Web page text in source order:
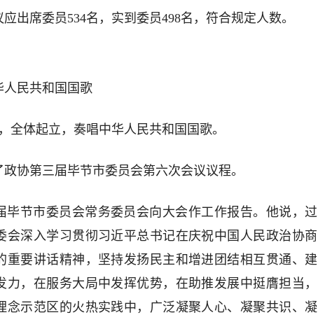
出席委员534名，实到委员498名，符合规定人数。
民共和国国歌
全体起立，奏唱中华人民共和国国歌。
协第三届毕节市委员会第六次会议议程。
毕节市委员会常务委员会向大会作工作报告。他说，过
会深入学习贯彻习近平总书记在庆祝中国人民政治协商
重要讲话精神，坚持发扬民主和增进团结相互贯通、建
力，在服务大局中发挥优势，在助推发展中挺膺担当，
念示范区的火热实践中，广泛凝聚人心、凝聚共识、凝